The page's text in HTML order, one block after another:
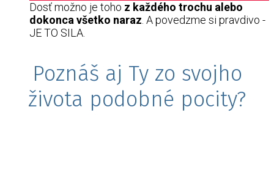
Dosť možno je toho z každého trochu alebo
dokonca všetko naraz. A povedzme si pravdivo -
JE TO SILA.
Poznáš aj Ty zo svojho
života podobné pocity?